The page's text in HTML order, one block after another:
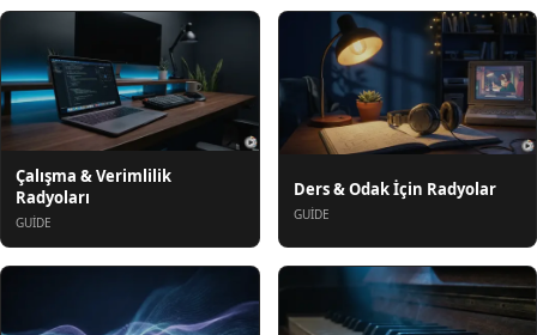
Çalışma & Verimlilik
Radyoları
GUIDE
Ders & Odak İçin Radyolar
GUIDE